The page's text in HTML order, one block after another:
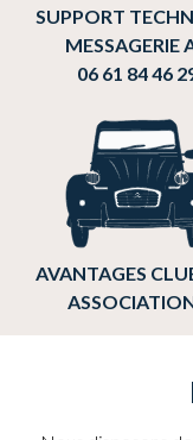
SUPPORT
MESSAGERIE
06 61 84 46
AVANTAGES